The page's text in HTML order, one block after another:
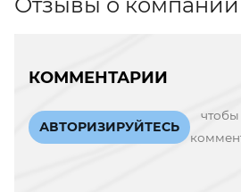
КОММЕНТАРИИ
АВТОРИЗИРУЙТЕСЬ
чтобы